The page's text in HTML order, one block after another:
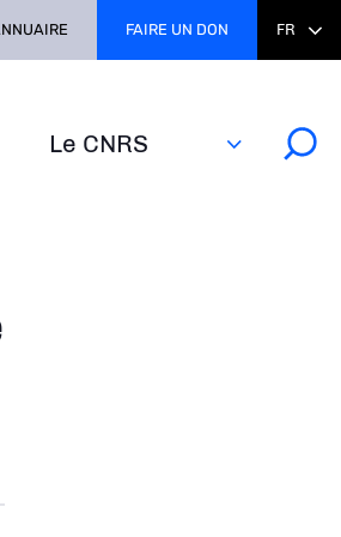
Le CNRS
FAIRE UN DON FR